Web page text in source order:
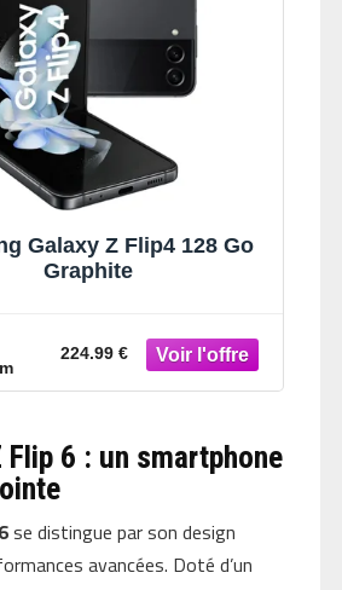
Galaxy Z Flip4 128 Go
Graphite
224.99 €
Flip 6 : un smartphone
se distingue par son design
avancées. Doté d’un